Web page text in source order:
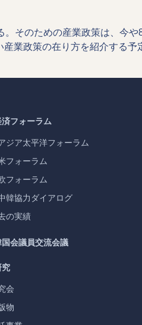
そのための産業政策は、今
業政策の在り方を紹介する予
Web版）
済フォーラム
ジア太平洋フォーラム
フォーラム
フォーラム
韓協力ダイアログ
の実績
国会議員交流会議
究
会
物